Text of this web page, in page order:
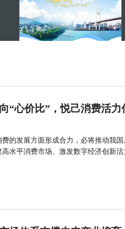
“心价比”，悦己消费活力
的发展方面形成合力，必将推动我
水平消费市场、激发数字经济创新活